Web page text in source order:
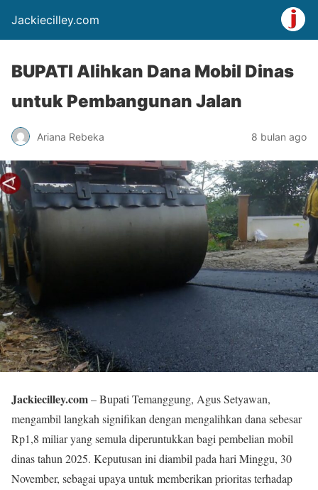
Jackiecilley.com
BUPATI Alihkan Dana Mobil Dinas
untuk Pembangunan Jalan
Ariana Rebeka 8 bulan ago
Jackiecilley.com– Bupati Temanggung, Agus Setyawan,
mengambil langkah signifikan dengan mengalihkan dana sebesar
Rp1,8 miliar yang semula diperuntukkan bagi pembelian mobil
dinas tahun 2025. Keputusan ini diambil pada hari Minggu, 30
November, sebagai upaya untuk memberikan prioritas terhadap